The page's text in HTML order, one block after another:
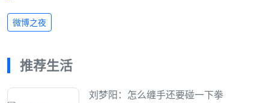
微博之夜
推荐生活
刘梦阳：怎么缠手还要碰一下拳